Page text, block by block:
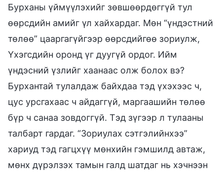
Бурханы үймүүлэхийг зөвшөөрдөггүй тул
өөрсдийн амийг үл хайхардаг. Мөн “үндэстний
төлөө” цааргагүйгээр өөрсдийгөө зориулж,
Үхэгсдийн оронд үг дуугүй ордог. Ийм
үндэсний үзлийг хаанаас олж болох вэ?
Бурхантай тулалдаж байхдаа тэд үхэхээс ч,
цус урсгахаас ч айдаггүй, маргаашийн төлөө
бүр ч санаа зовдоггүй. Тэд зүгээр л тулааны
талбарт гардаг. “Зориулах сэтгэлийнхээ”
хариуд тэд гагцхүү мөнхийн гэмшилд автаж,
мөнх дүрэлзэх тамын галд шатдаг нь хэчнээн